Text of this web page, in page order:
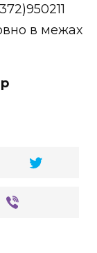
в межах